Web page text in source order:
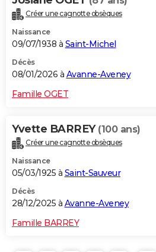
Créer une cagnotte obsèques
Naissance
09/07/1938 à Saint-Michel
Décès
08/01/2026 à Avanne-Aveney
Famille OGET
Yvette BARREY (100 ans)
Créer une cagnotte obsèques
Naissance
05/03/1925 à Saint-Sauveur
Décès
28/12/2025 à Avanne-Aveney
Famille BARREY